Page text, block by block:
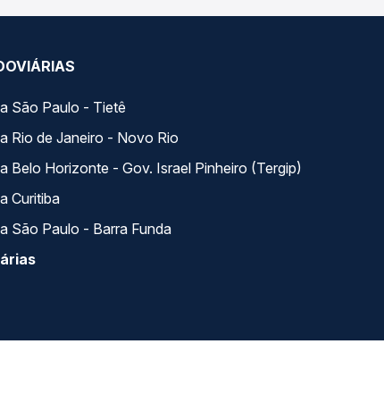
São Paulo - Tietê
Rio de Janeiro - Novo Rio
Belo Horizonte - Gov. Israel Pinheiro (Tergip)
Curitiba
São Paulo - Barra Funda